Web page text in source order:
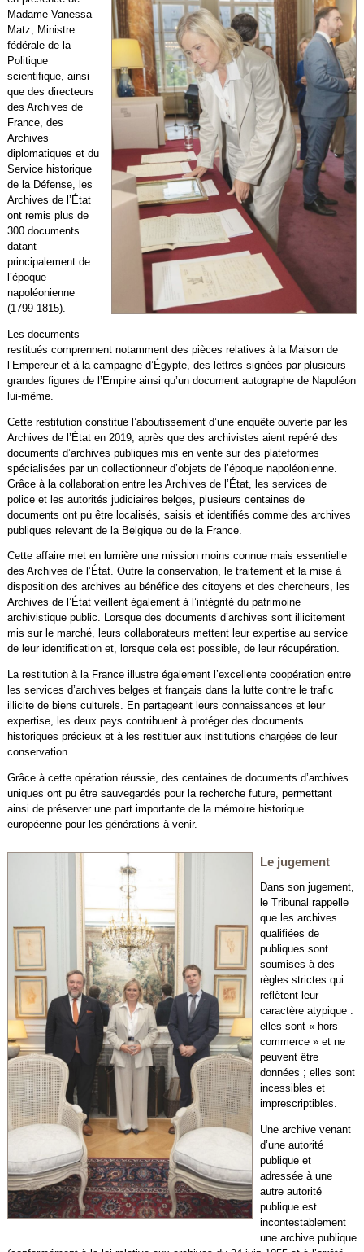
Madame Vanessa
Matz, Ministre
fédérale de la
Politique
scientifique, ainsi
que des directeurs
des Archives de
France, des
Archives
diplomatiques et du
Service historique
de la Défense, les
Archives de l’État
ont remis plus de
300 documents
datant
principalement de
l’époque
napoléonienne
(1799-1815).
Les documents
restitués comprennent notamment des pièces relatives à la Maison de
l’Empereur et à la campagne d’Égypte, des lettres signées par plusieurs
grandes figures de l’Empire ainsi qu’un document autographe de Napoléon
lui-même.
Cette restitution constitue l’aboutissement d’une enquête ouverte par les
Archives de l’État en 2019, après que des archivistes aient repéré des
documents d’archives publiques mis en vente sur des plateformes
spécialisées par un collectionneur d’objets de l’époque napoléonienne.
Grâce à la collaboration entre les Archives de l’État, les services de
police et les autorités judiciaires belges, plusieurs centaines de
documents ont pu être localisés, saisis et identifiés comme des archives
publiques relevant de la Belgique ou de la France.
Cette affaire met en lumière une mission moins connue mais essentielle
des Archives de l’État. Outre la conservation, le traitement et la mise à
disposition des archives au bénéfice des citoyens et des chercheurs, les
Archives de l’État veillent également à l’intégrité du patrimoine
archivistique public. Lorsque des documents d’archives sont illicitement
mis sur le marché, leurs collaborateurs mettent leur expertise au service
de leur identification et, lorsque cela est possible, de leur récupération.
La restitution à la France illustre également l’excellente coopération entre
les services d’archives belges et français dans la lutte contre le trafic
illicite de biens culturels. En partageant leurs connaissances et leur
expertise, les deux pays contribuent à protéger des documents
historiques précieux et à les restituer aux institutions chargées de leur
conservation.
Grâce à cette opération réussie, des centaines de documents d’archives
uniques ont pu être sauvegardés pour la recherche future, permettant
ainsi de préserver une part importante de la mémoire historique
européenne pour les générations à venir.
Le jugement
Dans son jugement,
le Tribunal rappelle
que les archives
qualifiées de
publiques sont
soumises à des
règles strictes qui
reflètent leur
caractère atypique :
elles sont « hors
commerce » et ne
peuvent être
données ; elles sont
incessibles et
imprescriptibles.
Une archive venant
d’une autorité
publique et
adressée à une
autre autorité
publique est
incontestablement
une archive publique